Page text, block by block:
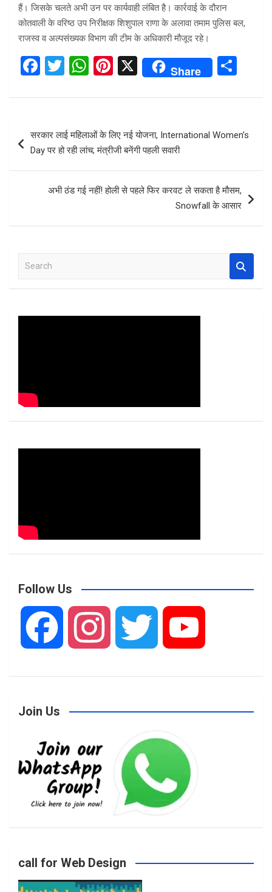
हैं। जिसके चलते अभी उन पर कार्यवाही लंबित है। कार्रवाई के दौरान
कोतवाली के वरिष्ठ उप निरीक्षक शिशुपाल राणा के अलावा तमाम पुलिस बल,
राजस्व व अल्पसंख्यक विभाग की टीम के अधिकारी मौजूद रहे।
F
ce
o
o
k
T
tt
er
W
at
s
A
p
Pi
er
es
t
X Share
ar
navigation
सरकार लाई महिलाओं के लिए नई योजना, International Women’s
Day पर हो रही लांच; मंत्रीजी बनेंगी पहली सवारी
अभी ठंड गई नहीं! होली से पहले फिर करवट ले सकता है मौसम,
Snowfall के आसार
a
Follow Us
e
b
o
s
r
i u
Join Us
call for Web Design